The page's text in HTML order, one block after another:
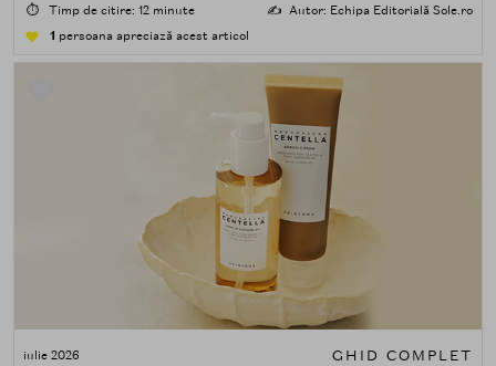
⏱️ Timp de citire: 12 minute ✍️ Autor: Echipa Editorială Sole.ro
1 persoana apreciază acest articol
iulie 2026 GHID COMPLET